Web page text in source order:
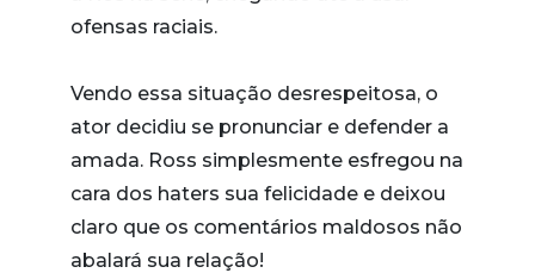
ofensas raciais.
Vendo essa situação desrespeitosa, o
ator decidiu se pronunciar e defender a
amada. Ross simplesmente esfregou na
cara dos haters sua felicidade e deixou
claro que os comentários maldosos não
abalará sua relação!